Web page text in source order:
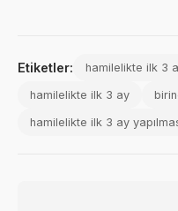
Etiketler: hamilelikte ilk 3
hamilelikte ilk 3 ay
hamilelikte ilk 3 ay